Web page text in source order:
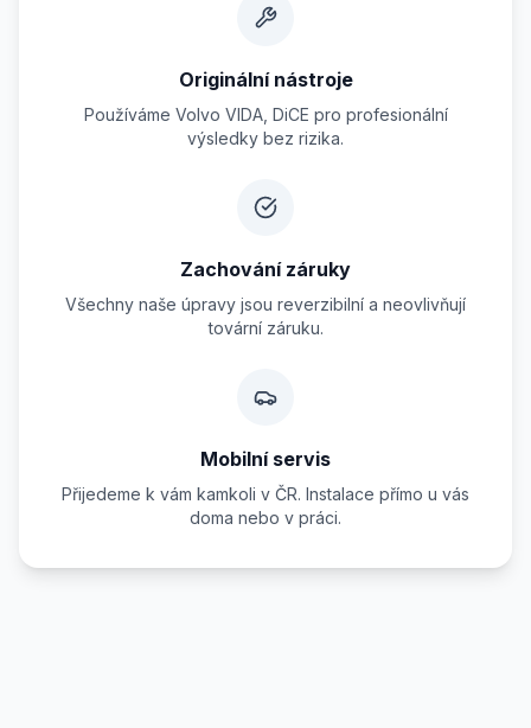
Originální nástroje
Používáme Volvo VIDA, DiCE pro profesionální
výsledky bez rizika.
Zachování záruky
Všechny naše úpravy jsou reverzibilní a neovlivňují
tovární záruku.
Mobilní servis
Přijedeme k vám kamkoli v ČR. Instalace přímo u vás
doma nebo v práci.